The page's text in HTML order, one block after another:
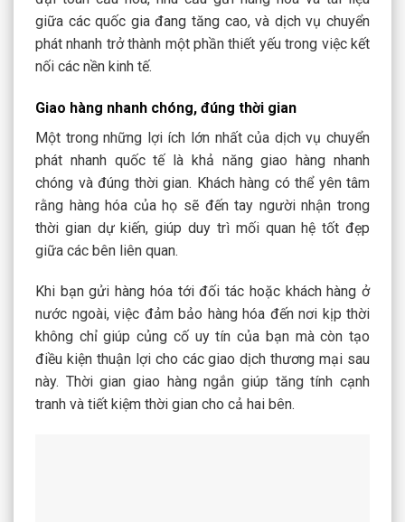
giữa các quốc gia đang tăng cao, và dịch vụ chuyển
phát nhanh trở thành một phần thiết yếu trong việc kết
nối các nền kinh tế.
Giao hàng nhanh chóng, đúng thời gian
Một trong những lợi ích lớn nhất của dịch vụ chuyển
phát nhanh quốc tế là khả năng giao hàng nhanh
chóng và đúng thời gian. Khách hàng có thể yên tâm
rằng hàng hóa của họ sẽ đến tay người nhận trong
thời gian dự kiến, giúp duy trì mối quan hệ tốt đẹp
giữa các bên liên quan.
Khi bạn gửi hàng hóa tới đối tác hoặc khách hàng ở
nước ngoài, việc đảm bảo hàng hóa đến nơi kịp thời
không chỉ giúp củng cố uy tín của bạn mà còn tạo
điều kiện thuận lợi cho các giao dịch thương mại sau
này. Thời gian giao hàng ngắn giúp tăng tính cạnh
tranh và tiết kiệm thời gian cho cả hai bên.